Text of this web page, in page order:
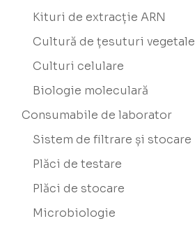
Kituri de extracție ARN
Cultură de țesuturi vegetale
Culturi celulare
Biologie moleculară
Consumabile de laborator
Sistem de filtrare și stocare
Plăci de testare
Plăci de stocare
Microbiologie